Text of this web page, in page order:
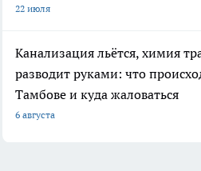
22 июля
Канализация льётся, химия
разводит руками: что
Тамбове и куда жаловаться
6 августа